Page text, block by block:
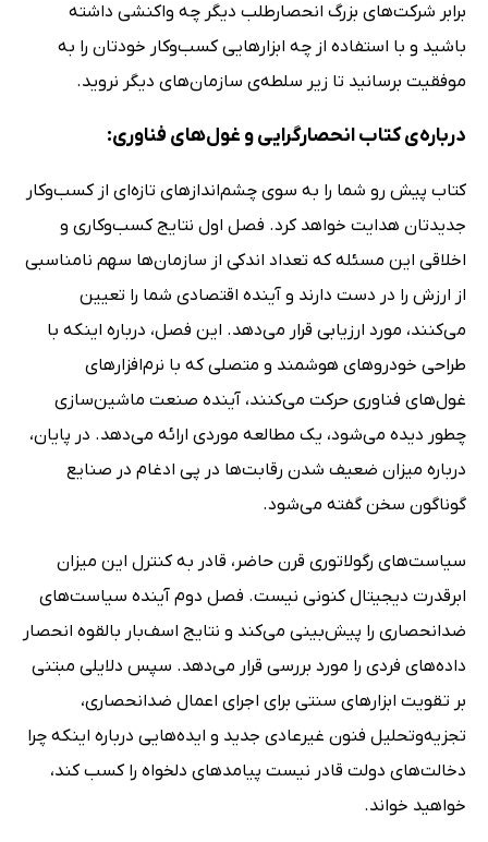
برابر شرکت‌های بزرگ انحصارطلب دیگر چه واکنشی داشته
باشید و با استفاده از چه ابزارهایی کسب‌وکار خودتان را به
موفقیت برسانید تا زیر سلطه‌ی سازمان‌های دیگر نروید.
درباره‌ی کتاب انحصارگرایی و غول‌های فناوری:
کتاب پیش رو شما را به سوی چشم‌اندازهای تازه‌ای از کسب‌وکار
جدیدتان هدایت خواهد کرد. فصل اول نتایج کسب‌وکاری و
اخلاقی این مسئله که تعداد اندکی از سازمان‌ها سهم نامناسبی
از ارزش را در دست دارند و آینده اقتصادی شما را تعیین
می‌کنند، مورد ارزیابی قرار می‌دهد. این فصل، درباره اینکه با
طراحی خودروهای هوشمند و متصلی که با نرم‌افزارهای
غول‌های فناوری حرکت می‌کنند، آینده صنعت ماشین‌سازی
چطور دیده می‌شود، یک مطالعه موردی ارائه می‌دهد. در پایان،
درباره میزان ضعیف شدن رقابت‌ها در پی ادغام در صنایع
گوناگون سخن گفته می‌شود.
سیاست‌های رگولاتوری قرن حاضر، قادر به کنترل این میزان
ابرقدرت دیجیتال کنونی نیست. فصل دوم آینده سیاست‌های
ضدانحصاری را پیش‌بینی می‌کند و نتایج اسف‌بار بالقوه انحصار
داده‌های فردی را مورد بررسی قرار می‌دهد. سپس دلایلی مبتنی
بر تقویت ابزارهای سنتی برای اجرای اعمال ضدانحصاری،
تجزیه‌وتحلیل فنون غیرعادی جدید و ایده‌هایی درباره اینکه چرا
دخالت‌های دولت قادر نیست پیامدهای دلخواه را کسب کند،
خواهید خواند.